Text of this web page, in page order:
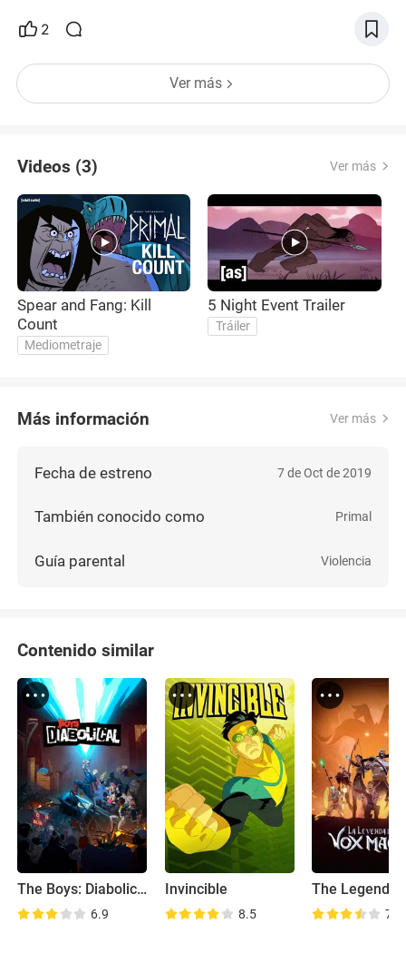
2
Ver más
Videos (3) Ver más
Spear and Fang: Kill
Count
Mediometraje
5 Night Event Trailer
Tráiler
Más información Ver más
Fecha de estreno 7 de Oct de 2019
También conocido como Primal
Guía parental Violencia
Contenido similar
The Boys: Diabolical
6.9
Invincible
8.5 7.9